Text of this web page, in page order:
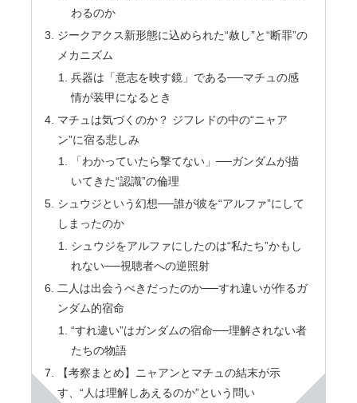
わるのか
ジークアクス新形態に込められた“赦し”と“断罪”の
メカニズム
兵器は「意志を映す鏡」である──マチュの感
情が装甲になるとき
マチュは気づくのか？ ジフレドの中の“ニャア
ン”に宿る悲しみ
「わかっていたら撃てない」──ガンダムが描
いてきた“認識”の倫理
シュウジという幻想──誰が彼を“アルファ”にして
しまったのか
シュウジをアルファにしたのは“私たち”かもし
れない──視聴者への逆照射
二人は出会うべきだったのか──すれ違いが作るガ
ンダム的宿命
“すれ違い”はガンダムの宿命──理解されない者
たちの物語
【考察まとめ】ニャアンとマチュの結末が示
す、“人は理解しあえるのか”という問い